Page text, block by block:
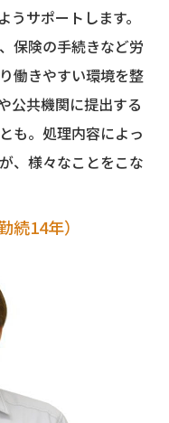
サポートします。
保険の手続きなど労
働きやすい環境を整
公共機関に提出する
も。処理内容によっ
、様々なことをこな
続14年）